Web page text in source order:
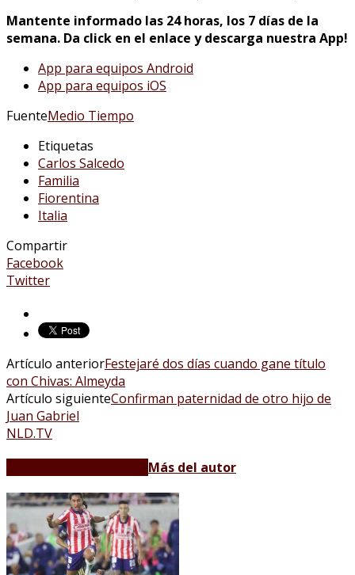
Mantente informado las 24 horas, los 7 días de la
semana. Da click en el enlace y descarga nuestra App!
App para equipos Android
App para equipos iOS
FuenteMedio Tiempo
Etiquetas
Carlos Salcedo
Familia
Fiorentina
Italia
Compartir
Facebook
Twitter
Artículo anteriorFestejaré dos días cuando gane título
con Chivas: Almeyda
Artículo siguienteConfirman paternidad de otro hijo de
Juan Gabriel
NLD.TV
Más del autor